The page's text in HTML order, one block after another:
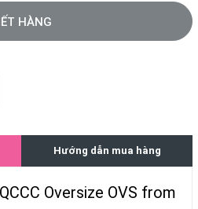
HÀNG
Hướng dẫn mua hàng
Oversize OVS from